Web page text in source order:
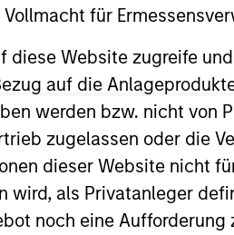
für
diese Website zugreife
auf die
werden bzw. nicht von
zugelassen oder die
dieser Website nicht
als Privatanleger
noch eine
for informational and
holdings), or will perform
owners. The information on this
here, you agree that you are
any hyperlink is not and does
in any hyperlinked site. In